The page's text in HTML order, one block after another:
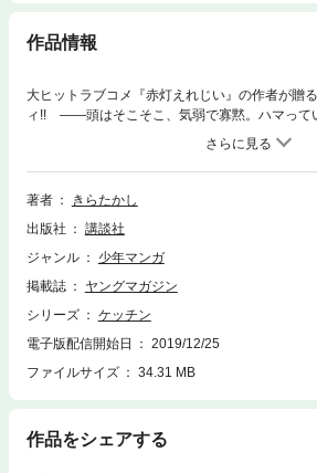
作品情報
大ヒットラブコメ『赤灯えれじい』の作者が贈
ィ!! ――頭はそこそこ、気弱で寡黙。ハマって
そんな15歳・ユウの友達は、幼なじみのシュウ
けれど、中学卒業をきっかけに、みんな進路が
や経験を通して、平凡だった毎日が動き出す!!
著者
きらたかし
出版社
講談社
ジャンル
少年マンガ
掲載誌
ヤングマガジン
シリーズ
ケッチン
電子版配信開始日
2019/12/25
ファイルサイズ
34.31 MB
作品をシェアする